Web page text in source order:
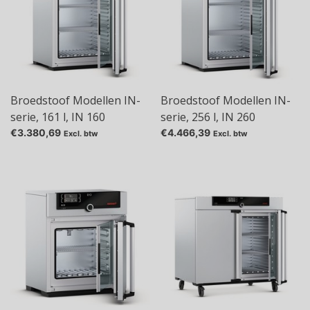
Broedstoof Modellen IN-
serie, 161 l, IN 160
€3.380,69 Excl. btw
Broedstoof Modellen IN-
serie, 256 l, IN 260
€4.466,39 Excl. btw